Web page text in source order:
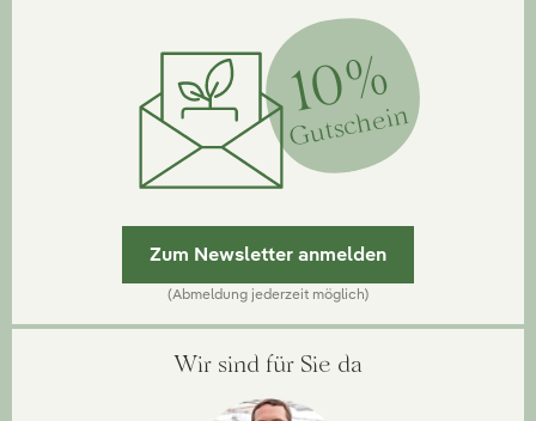
10%
Gutschein
Zum Newsletter anmelden
(Abmeldung jederzeit möglich)
Wir sind für Sie da